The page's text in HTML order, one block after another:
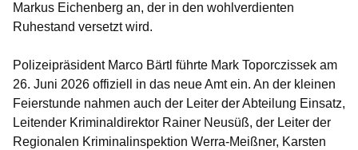
Markus Eichenberg an, der in den wohlverdienten
Ruhestand versetzt wird.
Polizeipräsident Marco Bärtl führte Mark Toporczissek am
26. Juni 2026 offiziell in das neue Amt ein. An der kleinen
Feierstunde nahmen auch der Leiter der Abteilung Einsatz,
Leitender Kriminaldirektor Rainer Neusüß, der Leiter der
Regionalen Kriminalinspektion Werra-Meißner, Karsten